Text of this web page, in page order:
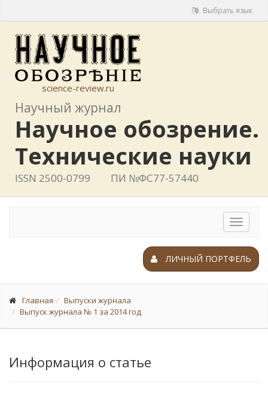
Выбрать язык
science-review.ru
Научный журнал
Научное обозрение.
Технические науки
ISSN 2500-0799 ПИ №ФС77-57440
Toggle
ЛИЧНЫЙ ПОРТФЕЛЬ
Главная
Выпуски журнала
Выпуск журнала № 1 за 2014 год
Информация о статье